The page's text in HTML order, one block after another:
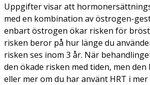
Uppgifter visar att
med en kombination av östrogen-
enbart östrogen ökar risken för
risken beror på hur länge du
risken ses inom 3 år. När
den ökade risken med tiden, men
eller mer om du har använt HRT i mer